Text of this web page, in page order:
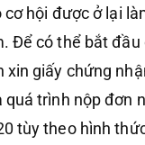
cơ hội được ở lại
Để có thể bắt đầu
xin giấy chứng
quá trình nộp đơn
tùy theo hình